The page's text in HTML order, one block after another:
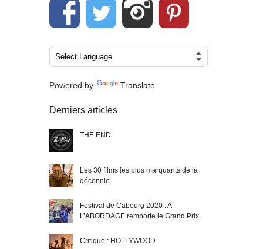
Powered by Translate
Derniers articles
THE END
Les 30 films les plus marquants de la
décennie
Festival de Cabourg 2020 : A
L’ABORDAGE remporte le Grand Prix
Critique : HOLLYWOOD